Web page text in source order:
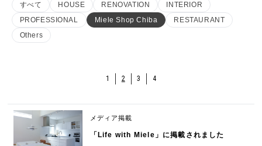
すべて
HOUSE RENOVATION
INTERIOR
PROFESSIONAL
Miele Shop Chiba
RESTAURANT
Others
1 2 3 4
メディア掲載
「Life with Miele」に掲載されました